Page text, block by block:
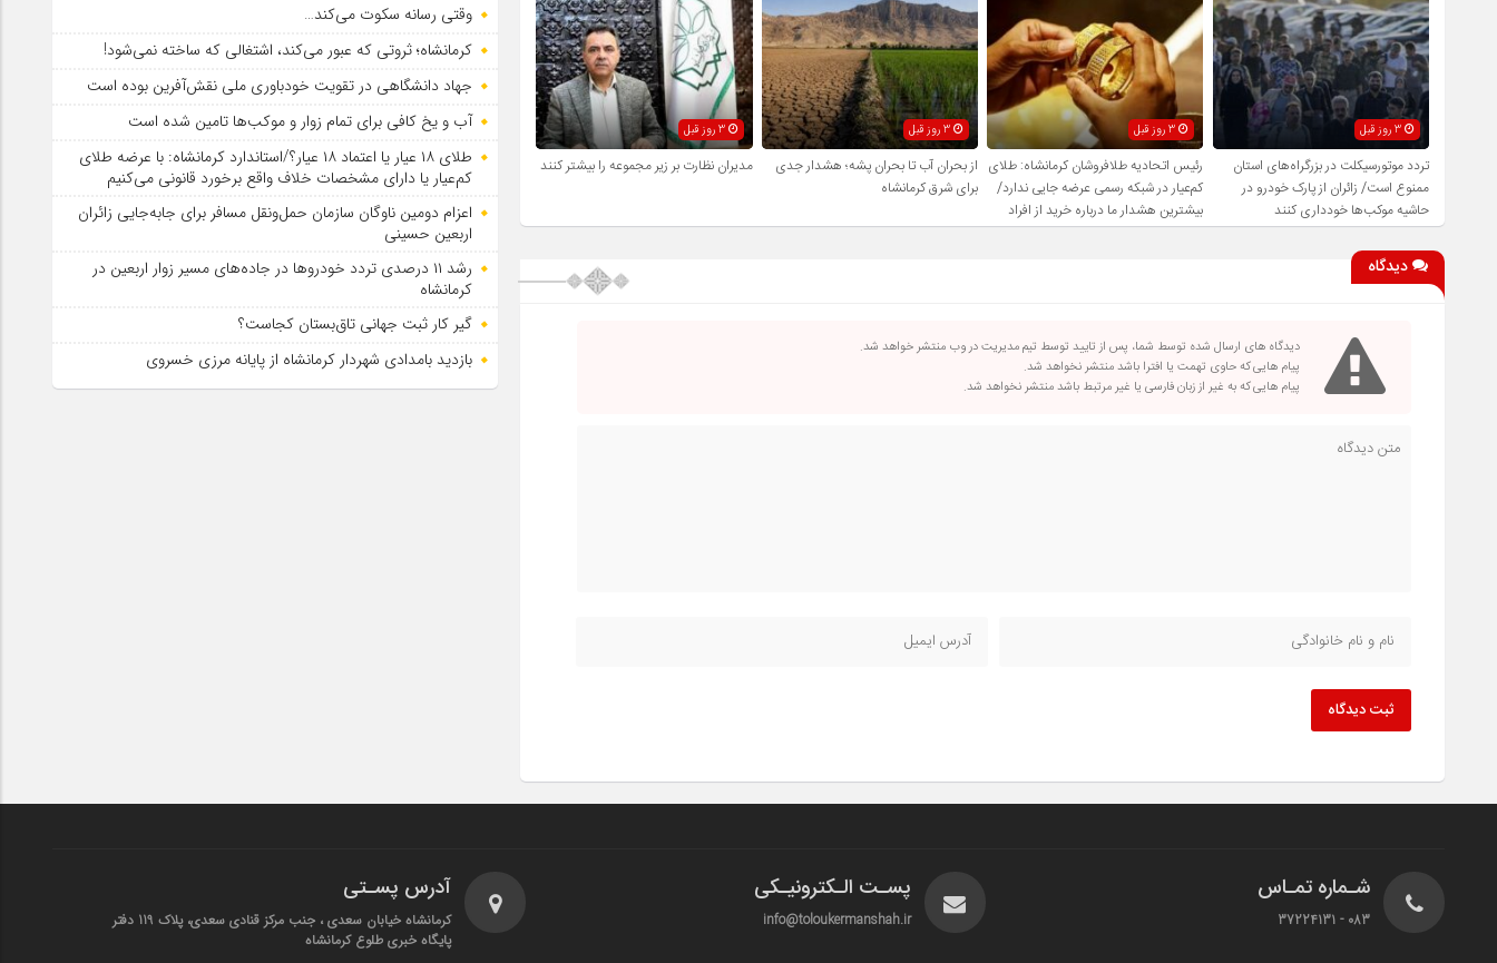
3 روز قبل
تردد موتورسیکلت در بزرگراه‌های استان
ممنوع است/ زائران از پارک خودرو در
حاشیه موکب‌ها خودداری کنند
3 روز قبل
رئیس اتحادیه طلافروشان کرمانشاه: طلای
کم‌عیار در شبکه رسمی عرضه جایی ندارد/
بیشترین هشدار ما درباره خرید از افراد
فاقد صلاحیت است
3 روز قبل
از بحران آب تا بحران پشه؛ هشدار جدی
برای شرق کرمانشاه
3 روز قبل
مدیران نظارت بر زیر مجموعه را بیشتر کنند
دیدگاه
دیدگاه های ارسال شده توسط شما، پس از تایید توسط تیم مدیریت در وب منتشر خواهد شد.
پیام هایی که حاوی تهمت یا افترا باشد منتشر نخواهد شد.
پیام هایی که به غیر از زبان فارسی یا غیر مرتبط باشد منتشر نخواهد شد.
ثبت دیدگاه
وقتی رسانه سکوت می‌کند…
کرمانشاه؛ ثروتی که عبور می‌کند، اشتغالی که ساخته نمی‌شود!
جهاد دانشگاهی در تقویت خودباوری ملی نقش‌آفرین بوده است
آب و یخ کافی برای تمام زوار و موکب‌ها تامین شده است
طلای ۱۸ عیار یا اعتماد ۱۸ عیار؟/استاندارد کرمانشاه: با عرضه طلای
کم‌عیار یا دارای مشخصات خلاف واقع برخورد قانونی می‌کنیم
اعزام دومین ناوگان سازمان حمل‌ونقل مسافر برای جابه‌جایی زائران
اربعین حسینی
رشد ۱۱ درصدی تردد خودروها در جاده‌های مسیر زوار اربعین در
کرمانشاه
گیر کار ثبت جهانی تاق‌بستان کجاست؟
بازدید بامدادی شهردار کرمانشاه از پایانه مرزی خسروی
شـماره تمـاس
083 - 37224131
پسـت الـکترونیـکی
info@toloukermanshah.ir
آدرس پسـتی
کرمانشاه خیابان سعدی ، جنب مرکز قنادی سعدی، پلاک 119 دفتر
پایگاه خبری طلوع کرمانشاه